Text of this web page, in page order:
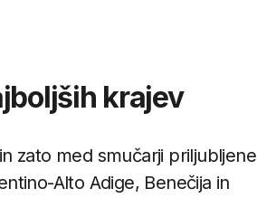
krajev
zato med smučarji priljubljene
Alto Adige, Benečija in